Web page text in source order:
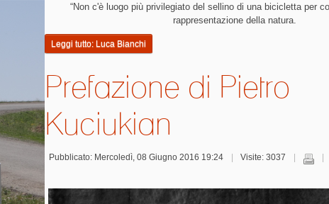
“Non c'è luogo più privilegiato del sellino di una bicicletta per
rappresentazione della natura.
Leggi tutto: Luca Bianchi
Prefazione di Pietro
Kuciukian
Pubblicato: Mercoledì, 08 Giugno 2016 19:24 Visite: 3037